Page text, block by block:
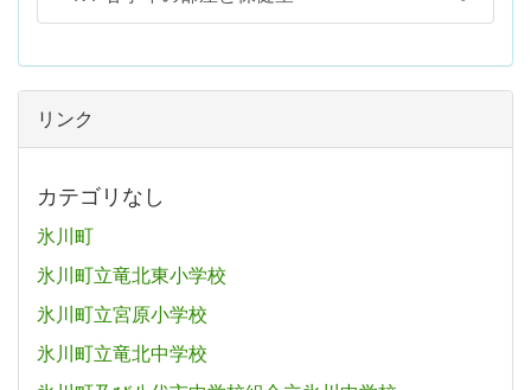
リンク
カテゴリなし
氷川町
氷川町立竜北東小学校
氷川町立宮原小学校
氷川町立竜北中学校